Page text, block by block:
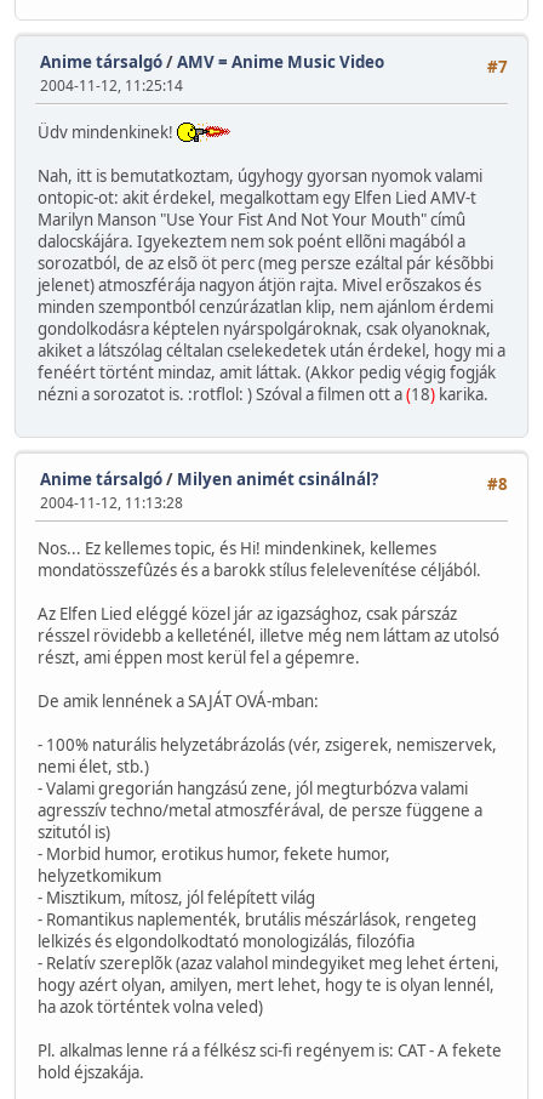
#7
Anime társalgó/AMV = Anime Music Video
2004-11-12, 11:25:14
Üdv mindenkinek!
Nah, itt is bemutatkoztam, úgyhogy gyorsan nyomok valami
ontopic-ot: akit érdekel, megalkottam egy Elfen Lied AMV-t
Marilyn Manson "Use Your Fist And Not Your Mouth" címû
dalocskájára. Igyekeztem nem sok poént ellõni magából a
sorozatból, de az elsõ öt perc (meg persze ezáltal pár késõbbi
jelenet) atmoszférája nagyon átjön rajta. Mivel erõszakos és
minden szempontból cenzúrázatlan klip, nem ajánlom érdemi
gondolkodásra képtelen nyárspolgároknak, csak olyanoknak,
akiket a látszólag céltalan cselekedetek után érdekel, hogy mi a
fenéért történt mindaz, amit láttak. (Akkor pedig végig fogják
nézni a sorozatot is. :rotflol: ) Szóval a filmen ott a(18) karika.
#8
Anime társalgó/ Milyen animét csinálnál?
2004-11-12, 11:13:28
Nos... Ez kellemes topic, és Hi! mindenkinek, kellemes
mondatösszefûzés és a barokk stílus felelevenítése céljából.
Az Elfen Lied eléggé közel jár az igazsághoz, csak párszáz
résszel rövidebb a kelleténél, illetve még nem láttam az utolsó
részt, ami éppen most kerül fel a gépemre.
De amik lennének a SAJÁT OVÁ-mban:
- 100% naturális helyzetábrázolás (vér, zsigerek, nemiszervek,
nemi élet, stb.)
- Valami gregorián hangzású zene, jól megturbózva valami
agresszív techno/metal atmoszférával, de persze függene a
szitutól is)
- Morbid humor, erotikus humor, fekete humor,
helyzetkomikum
- Misztikum, mítosz, jól felépített világ
- Romantikus naplementék, brutális mészárlások, rengeteg
lelkizés és elgondolkodtató monologizálás, filozófia
- Relatív szereplõk (azaz valahol mindegyiket meg lehet érteni,
hogy azért olyan, amilyen, mert lehet, hogy te is olyan lennél,
ha azok történtek volna veled)
Pl. alkalmas lenne rá a félkész sci-fi regényem is: CAT - A fekete
hold éjszakája.